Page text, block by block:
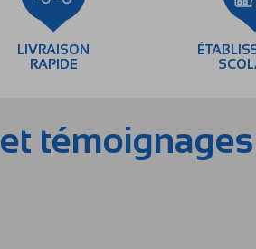
LIVRAISON
RAPIDE
et témoignages